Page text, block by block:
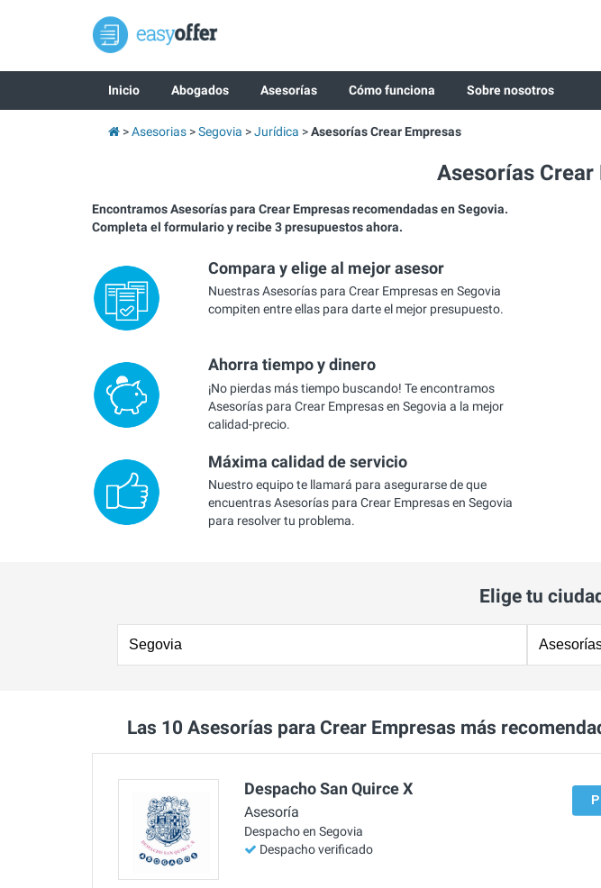
Inicio Abogados Asesorías Cómo funciona Sobre nosotros
Asesorias Segovia Jurídica Asesorías Crear Empresas
Asesorías Crear
Encontramos Asesorías para Crear Empresas recomendadas en Segovia.
Completa el formulario y recibe 3 presupuestos ahora.
Compara y elige al mejor asesor
Nuestras Asesorías para Crear Empresas en Segovia
compiten entre ellas para darte el mejor presupuesto.
Ahorra tiempo y dinero
¡No pierdas más tiempo buscando! Te encontramos
Asesorías para Crear Empresas en Segovia a la mejor
calidad-precio.
Máxima calidad de servicio
Nuestro equipo te llamará para asegurarse de que
encuentras Asesorías para Crear Empresas en Segovia
para resolver tu problema.
Elige tu
Las 10 Asesorías para Crear Empresas más
Despacho San Quirce X
Asesoría
Despacho en Segovia
Despacho verificado